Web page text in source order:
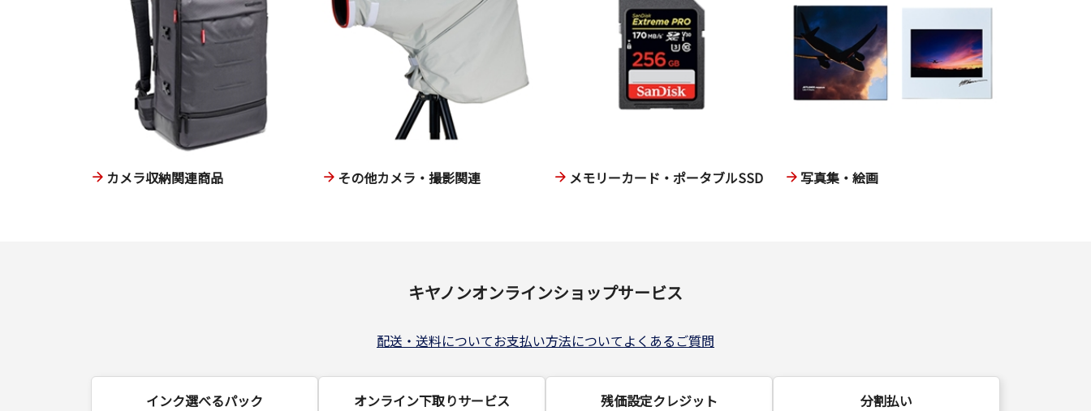
カメラ収納関連商品 その他カメラ・撮影関連 メモリーカード・ポータブルSSD 写真集・絵画
キヤノンオンラインショップサービス
配送・送料についてお支払い方法についてよくあるご質問
インク選べるパック オンライン下取りサービス 残価設定クレジット 分割払い